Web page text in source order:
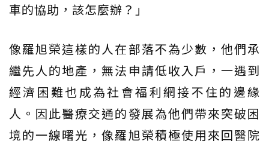
車的協助，該怎麼辦？」
像羅旭榮這樣的人在部落不為少數，他們承
繼先人的地產，無法申請低收入戶，一遇到
經濟困難也成為社會福利網接不住的邊緣
人。因此醫療交通的發展為他們帶來突破困
境的一線曙光，像羅旭榮積極使用來回醫院